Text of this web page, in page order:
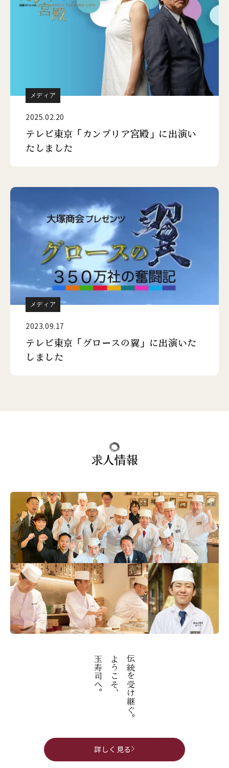
メディア
2025.02.20
テレビ東京「カンブリア宮殿」に出演い
たしました
メディア
2023.09.17
テレビ東京「グロースの翼」に出演いた
しました
求人情報
伝統を受け継ぐ。
ようこそ、
玉寿司へ。
詳しく見る